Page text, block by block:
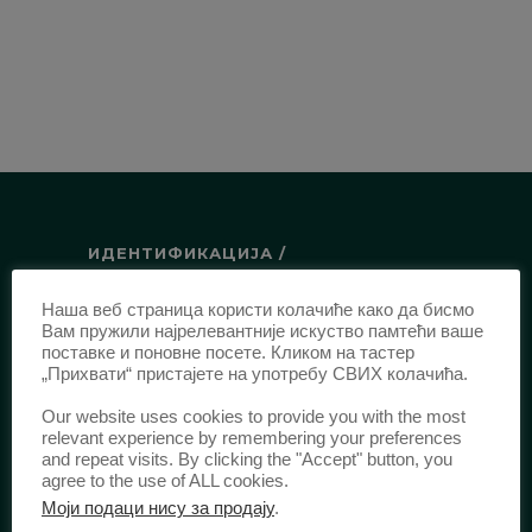
ИДЕНТИФИКАЦИЈА /
ISSN:0003-2565(Штампано издање)
еISSN:2406-2693(Онлајн издање)
DOI:10.51204/Anali_PFBU_1906
ИЗДАВАЧ /
Правни факултет Универзитета у
Београду
Наша веб страница користи колачиће како да бисмо
Вам пружили најрелевантније искуство памтећи ваше
поставке и поновне посете. Кликом на тастер
„Прихвати“ пристајете на употребу СВИХ колачића.
Our website uses cookies to provide you with the most
relevant experience by remembering your preferences
and repeat visits. By clicking the "Accept" button, you
agree to the use of ALL cookies.
Моји подаци нису за продају.